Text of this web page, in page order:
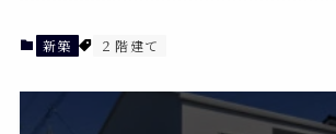
新築 ２階建て